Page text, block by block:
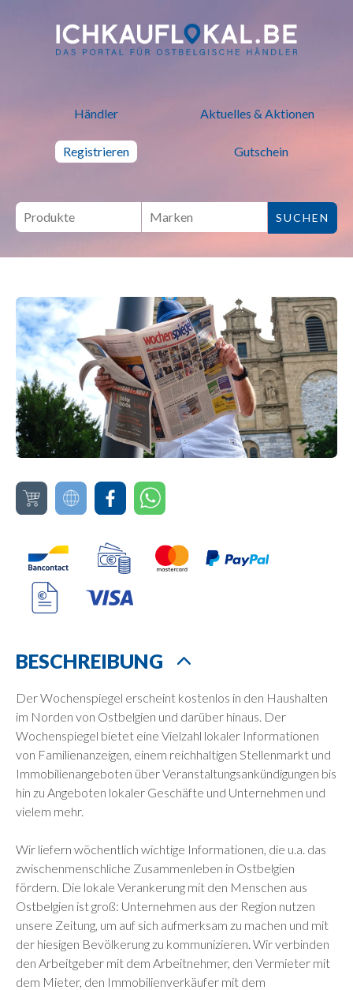
ich kauf lokal - Bei lokalen
Händler Aktuelles & Aktionen
Registrieren Gutschein
BESCHREIBUNG
Der Wochenspiegel erscheint kostenlos in den Haushalten
im Norden von Ostbelgien und darüber hinaus. Der
Wochenspiegel bietet eine Vielzahl lokaler Informationen
von Familienanzeigen, einem reichhaltigen Stellenmarkt und
Immobilienangeboten über Veranstaltungsankündigungen bis
hin zu Angeboten lokaler Geschäfte und Unternehmen und
vielem mehr.
Wir liefern wöchentlich wichtige Informationen, die u.a. das
zwischenmenschliche Zusammenleben in Ostbelgien
fördern. Die lokale Verankerung mit den Menschen aus
Ostbelgien ist groß: Unternehmen aus der Region nutzen
unsere Zeitung, um auf sich aufmerksam zu machen und mit
der hiesigen Bevölkerung zu kommunizieren. Wir verbinden
den Arbeitgeber mit dem Arbeitnehmer, den Vermieter mit
dem Mieter, den Immobilienverkäufer mit dem